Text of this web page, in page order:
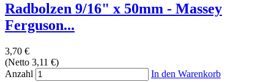
Radbolzen 9/16" x 50mm - Massey
Ferguson...
3,70 €
(Netto 3,11 €)
Anzahl
In den Warenkorb